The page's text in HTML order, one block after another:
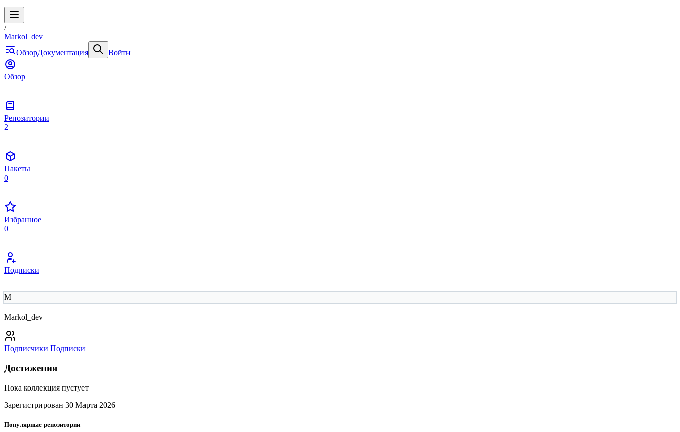
/
Markol_dev
ОбзорДокументация Войти
Обзор
Репозитории
2
Пакеты
0
Избранное
0
Подписки
M
Markol_dev
Подписчики Подписки
Достижения
Пока коллекция пустует
Зарегистрирован 30 Марта 2026
Популярные репозитории